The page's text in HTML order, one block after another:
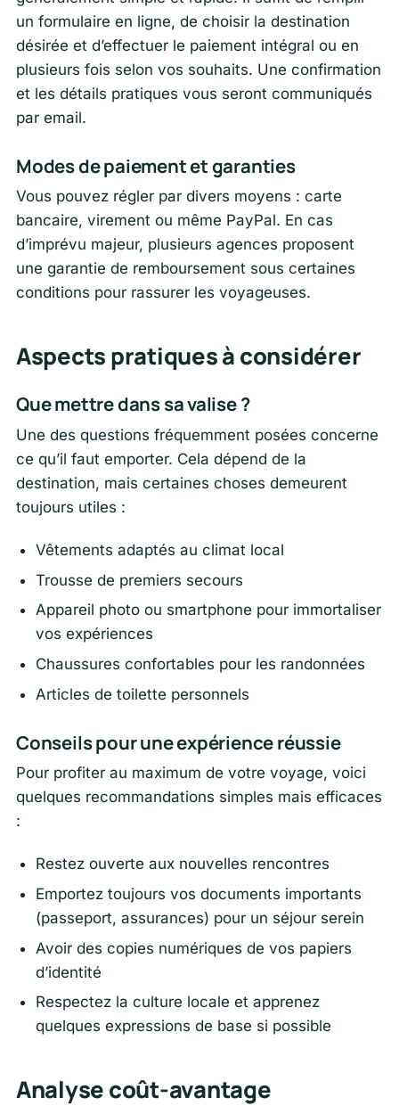
un formulaire en ligne, de choisir la destination
désirée et d’effectuer le paiement intégral ou en
plusieurs fois selon vos souhaits. Une confirmation
et les détails pratiques vous seront communiqués
par email.
Modes de paiement et garanties
Vous pouvez régler par divers moyens : carte
bancaire, virement ou même PayPal. En cas
d’imprévu majeur, plusieurs agences proposent
une garantie de remboursement sous certaines
conditions pour rassurer les voyageuses.
Aspects pratiques à considérer
Que mettre dans sa valise ?
Une des questions fréquemment posées concerne
ce qu’il faut emporter. Cela dépend de la
destination, mais certaines choses demeurent
toujours utiles :
Vêtements adaptés au climat local
Trousse de premiers secours
Appareil photo ou smartphone pour immortaliser
vos expériences
Chaussures confortables pour les randonnées
Articles de toilette personnels
Conseils pour une expérience réussie
Pour profiter au maximum de votre voyage, voici
quelques recommandations simples mais efficaces
:
Restez ouverte aux nouvelles rencontres
Emportez toujours vos documents importants
(passeport, assurances) pour un séjour serein
Avoir des copies numériques de vos papiers
d’identité
Respectez la culture locale et apprenez
quelques expressions de base si possible
Analyse coût-avantage